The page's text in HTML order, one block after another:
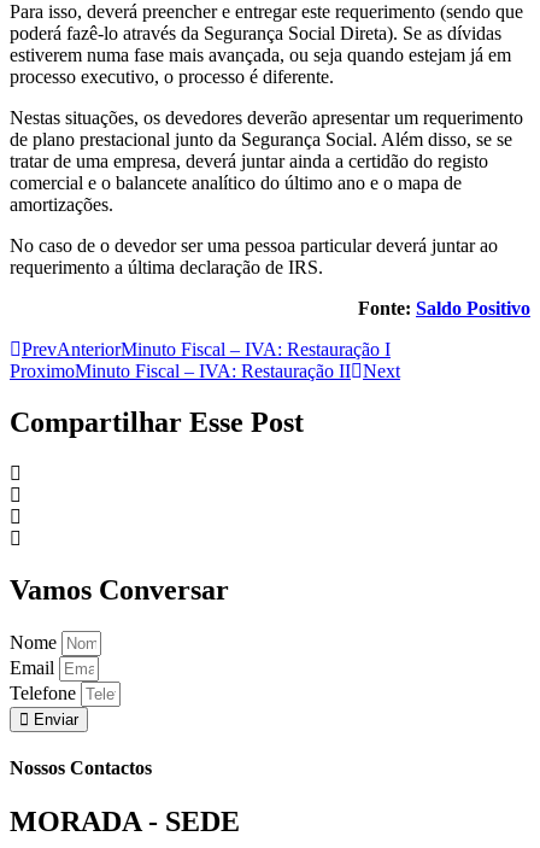
Para isso, deverá preencher e entregar este requerimento (sendo que
poderá fazê-lo através da Segurança Social Direta). Se as dívidas
estiverem numa fase mais avançada, ou seja quando estejam já em
processo executivo, o processo é diferente.
Nestas situações, os devedores deverão apresentar um requerimento
de plano prestacional junto da Segurança Social. Além disso, se se
tratar de uma empresa, deverá juntar ainda a certidão do registo
comercial e o balancete analítico do último ano e o mapa de
amortizações.
No caso de o devedor ser uma pessoa particular deverá juntar ao
requerimento a última declaração de IRS.
Fonte: Saldo Positivo
PrevAnteriorMinuto Fiscal – IVA: Restauração I
ProximoMinuto Fiscal – IVA: Restauração II Next
Compartilhar Esse Post
Vamos Conversar
Nome
Email
Telefone
Enviar
Nossos Contactos
MORADA - SEDE